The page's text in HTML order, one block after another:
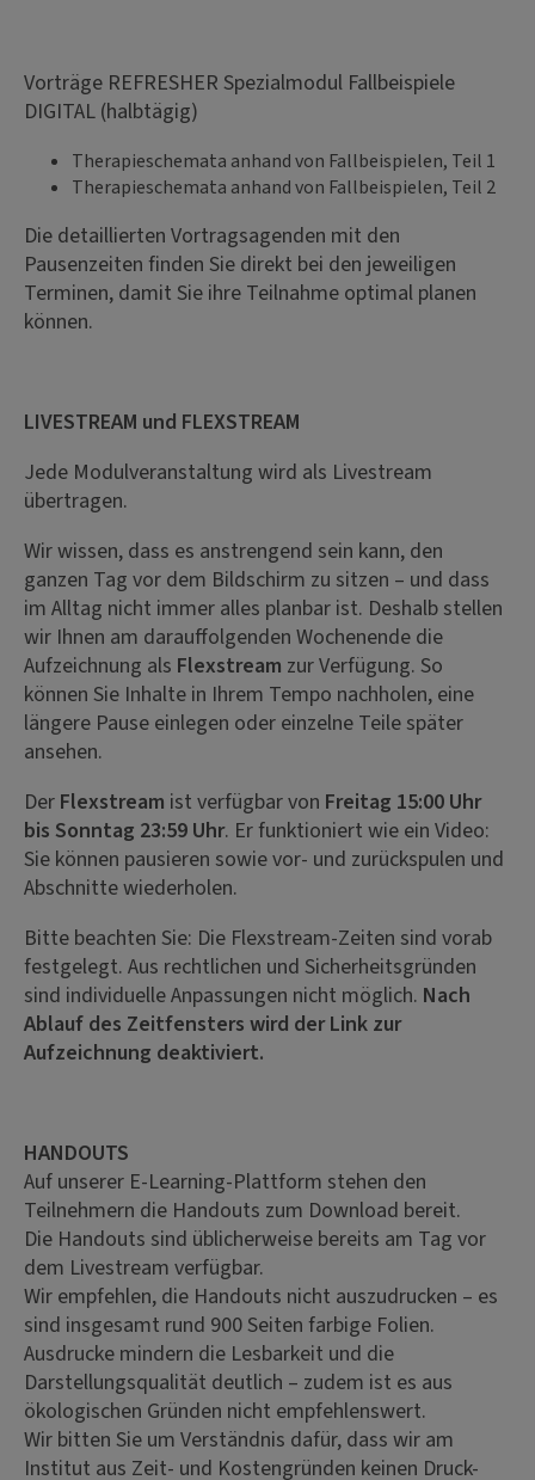
Vorträge REFRESHER Spezialmodul Fallbeispiele
DIGITAL (halbtägig)
Therapieschemata anhand von Fallbeispielen, Teil 1
Therapieschemata anhand von Fallbeispielen, Teil 2
Die detaillierten Vortragsagenden mit den
Pausenzeiten finden Sie direkt bei den jeweiligen
Terminen, damit Sie ihre Teilnahme optimal planen
können.
LIVESTREAM und FLEXSTREAM
Jede Modulveranstaltung wird als Livestream
übertragen.
Wir wissen, dass es anstrengend sein kann, den
ganzen Tag vor dem Bildschirm zu sitzen – und dass
im Alltag nicht immer alles planbar ist. Deshalb stellen
wir Ihnen am darauffolgenden Wochenende die
Aufzeichnung als Flexstream zur Verfügung. So
können Sie Inhalte in Ihrem Tempo nachholen, eine
längere Pause einlegen oder einzelne Teile später
ansehen.
Der Flexstream ist verfügbar von Freitag 15:00 Uhr
bis Sonntag 23:59 Uhr. Er funktioniert wie ein Video:
Sie können pausieren sowie vor- und zurückspulen und
Abschnitte wiederholen.
Bitte beachten Sie: Die Flexstream-Zeiten sind vorab
festgelegt. Aus rechtlichen und Sicherheitsgründen
sind individuelle Anpassungen nicht möglich. Nach
Ablauf des Zeitfensters wird der Link zur
Aufzeichnung deaktiviert.
HANDOUTS
Auf unserer E-Learning-Plattform stehen den
Teilnehmern die Handouts zum Download bereit.
Die Handouts sind üblicherweise bereits am Tag vor
dem Livestream verfügbar.
Wir empfehlen, die Handouts nicht auszudrucken – es
sind insgesamt rund 900 Seiten farbige Folien.
Ausdrucke mindern die Lesbarkeit und die
Darstellungsqualität deutlich – zudem ist es aus
ökologischen Gründen nicht empfehlenswert.
Wir bitten Sie um Verständnis dafür, dass wir am
Institut aus Zeit- und Kostengründen keinen Druck-